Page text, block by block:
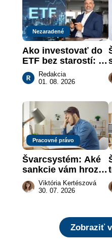
Nezaradené
Ako investovať do
ETF bez starostí:
Investičné plány,
ktoré urobia prácu
Redakcia
01. 08. 2026
Pracovné právo
Švarcsystém: Aké
sankcie vám hrozia
a prečo nestačí
zaplatiť pokutu?
Viktória Kertészová
30. 07. 2026
Zobraziť